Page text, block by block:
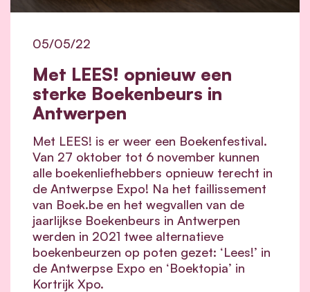
Met LEES! opnieuw een
sterke Boekenbeurs in
Antwerpen
05/05/22
Met LEES! is er weer een Boekenfestival.
Van 27 oktober tot 6 november kunnen
alle boekenliefhebbers opnieuw terecht in
de Antwerpse Expo! Na het faillissement
van Boek.be en het wegvallen van de
jaarlijkse Boekenbeurs in Antwerpen
werden in 2021 twee alternatieve
boekenbeurzen op poten gezet: ‘Lees!’ in
de Antwerpse Expo en ‘Boektopia’ in
Kortrijk Xpo.